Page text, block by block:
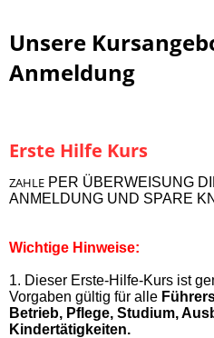
Unsere
Anmeldung
Erste Hilfe Kurs
ZAHLE PER ÜBERWEISUNG
ANMELDUNG UND SPARE
Wichtige Hinweise:
1. Dieser Erste-Hilfe-Kurs ist
Vorgaben gültig für alle
Betrieb, Pflege, Studium,
Kindertätigkeiten.